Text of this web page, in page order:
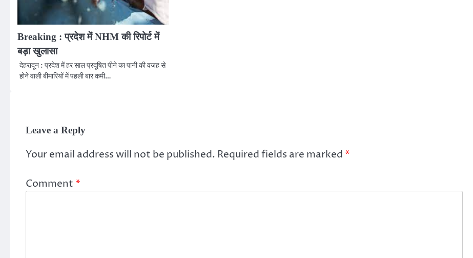
Breaking : प्रदेश में NHM की रिपोर्ट में
बड़ा खुलासा
देहरादून : प्रदेश में हर साल प्रदूषित पीने का पानी की वजह से
होने वाली बीमारियों में पहली बार कमी…
Leave a Reply
Your email address will not be published. Required fields are marked *
Comment *